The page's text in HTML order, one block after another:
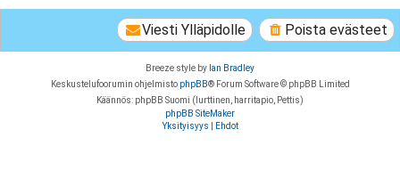
Poista evästeet
Viesti Ylläpidolle
Breeze style by Ian Bradley
Keskustelufoorumin ohjelmisto phpBB® Forum Software © phpBB Limited
Käännös: phpBB Suomi (lurttinen, harritapio, Pettis)
phpBB SiteMaker
Yksityisyys
Ehdot